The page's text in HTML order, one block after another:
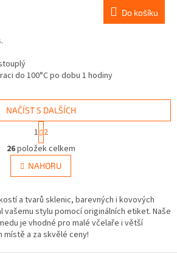
Do košíku
do 100°C po dobu 1 hodiny
O
v
l
á
a
c
í
p
NAČÍST 5 DALŠÍCH
t
r
á
n
k
v
á
n
1 2
26položek celkem
NAHORU
a tvarů sklenic, barevných i kovových
stylu pomocí originálních etiket. Naše
je vhodné pro malé včelaře i větší
místě a za skvělé ceny!